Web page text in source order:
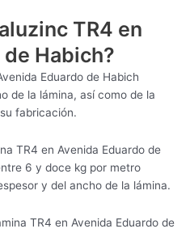
TR4 en
Habich?
Eduardo de Habich
de la lámina, así como de la
fabricación.
TR4 en Avenida Eduardo de
6 y doce kg por metro
y del ancho de la lámina.
TR4 en Avenida Eduardo de